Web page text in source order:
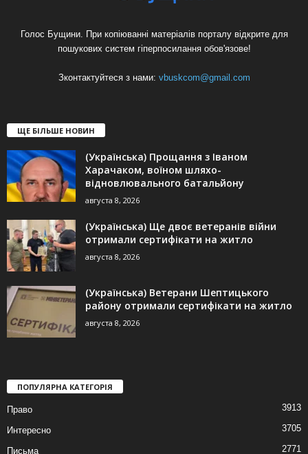
Голос Бущини. При копіюванні матеріалів порталу відкрите для
пошукових систем гіперпосилання обов'язове!
Зконтактуйтеся з нами: vbuskcom@gmail.com
ЩЕ БІЛЬШЕ НОВИН
(Українська) Прощання з Іваном
Харачаком, воїном шляхо-
відновлювального батальйону
августа 8, 2026
(Українська) Ще двоє ветеранів війни
отримали сертифікати на житло
августа 8, 2026
(Українська) Ветерани Шептицького
району отримали сертифікати на житло
августа 8, 2026
ПОПУЛЯРНА КАТЕГОРІЯ
Право 3913
Интересно 3705
Письма 2771